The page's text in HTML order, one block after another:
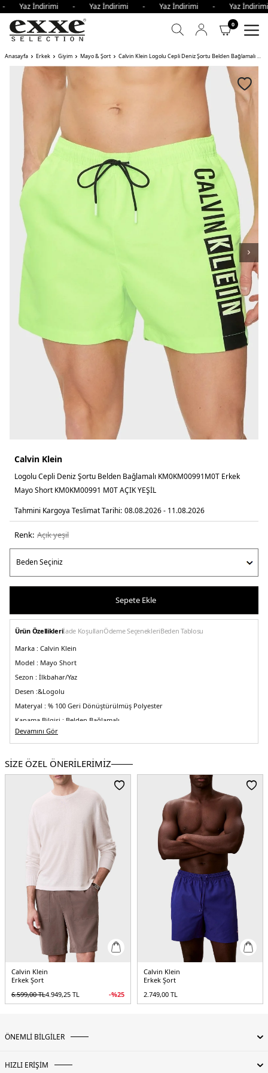
Yaz İndirimi - Yaz İndirimi - Yaz İndirimi - Yaz
0
Anasayfa Erkek Giyim Mayo & Şort Calvin Klein Logolu Cepli Deniz Şortu Belden Bağlamalı Erkek Mayo Short AÇIK
Calvin Klein
Logolu Cepli Deniz Şortu Belden Bağlamalı KM0KM00991M0T Erkek
Mayo Short KM0KM00991 M0T AÇIK YEŞİL
Tahmini Kargoya Teslimat Tarihi: 08.08.2026 - 11.08.2026
Renk: açik yeşi̇l
Sepete Ekle
Ürün Özellikleriİade KoşullarıÖdeme SeçenekleriBeden Tablosu
Marka : Calvin Klein
Model : Mayo Short
Sezon : İlkbahar/Yaz
Desen :&Logolu
Materyal : % 100 Geri Dönüştürülmüş Polyester
Kapama Bilgisi : Belden Bağlamalı
Cep Bilgisi :Cepli
5DE1KM0KM00991M0T.140
Devamını Gör
SİZE ÖZEL ÖNERİLERİMİZ
Calvin Klein
Erkek Şort
6.599,00TL4.949,25 TL -%25
Calvin Klein
Erkek Şort
2.749,00 TL
ÖNEMLİ BİLGİLER
HIZLI ERİŞİM